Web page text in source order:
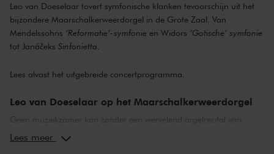
Leo van Doeselaar tovert symfonische klanken tevoorschijn uit het
bijzondere Maarschalkerweerdorgel in de Grote Zaal. Van
Mendelssohns ‘Reformatie’-symfonie en Widors ‘Gotische’ symfonie
tot Janáčeks Sinfonietta
Lees alvast het uitgebreide concertprogramma.
Leo van Doeselaar op het Maarschalkerweerdorgel
Geen muziekzomer kan zonder een wervelend orgelrecital van
huisorganist Leo van Doeselaar, die trouwens niet alleen organist is,
Lees meer